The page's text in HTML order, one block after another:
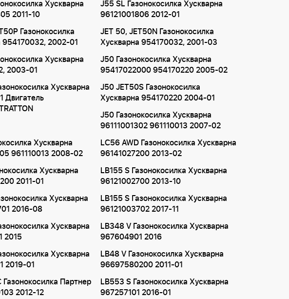
Хускварна
2011-10
J55 SL Газонокосилка Хускварна
96121001806 2012-01
Газонокосилка
954170032, 2002-01
JET 50, JET50N Газонокосилка
Хускварна 954170032, 2001-03
Хускварна
2003-01
J50 Газонокосилка Хускварна
95417022000 954170220 2005-02
Хускварна
Двигатель
J50 JET50S Газонокосилка
Хускварна 954170220 2004-01
J50 Газонокосилка Хускварна
96111001302 961110013 2007-02
Хускварна
961110013 2008-02
LC56 AWD Газонокосилка Хускварна
96141027200 2013-02
Хускварна
2011-01
LB155 S Газонокосилка Хускварна
96121002700 2013-10
Хускварна
2016-08
LB155 S Газонокосилка Хускварна
96121003702 2017-11
Хускварна
2015
LB348 V Газонокосилка Хускварна
967604901 2016
Хускварна
2019-01
LB48 V Газонокосилка Хускварна
96697580200 2011-01
Партнер
2012-12
LB553 S Газонокосилка Хускварна
967257101 2016-01